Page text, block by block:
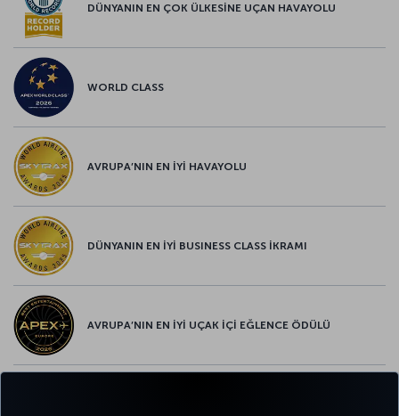
DÜNYANIN EN ÇOK ÜLKESİNE UÇAN HAVAYOLU
WORLD CLASS
AVRUPA’NIN EN İYİ HAVAYOLU
DÜNYANIN EN İYİ BUSINESS CLASS İKRAMI
AVRUPA’NIN EN İYİ UÇAK İÇİ EĞLENCE ÖDÜLÜ